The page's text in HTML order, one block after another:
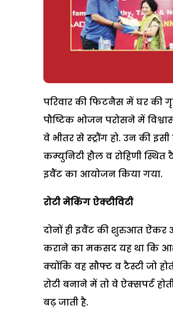
परिवार की फिटनैस में घर की
पौष्टिक भोजन परोसने में
वे भीतर से स्ट्रौंग हो. उन की
कम्युनिटी हौल व रोहिणी
इवैंट का आयोजन किया गया.
रोटी मेकिंग ऐक्टीविटी
दोनों ही इवैंट की शुरुआत ऐंकर
कराने का मकसद यह था कि
क्योंकि वह सौफ्ट व टैस्टी जो
रोटी बनाने में तो वे ऐक्सपर्ट
बढ़ जाती है.